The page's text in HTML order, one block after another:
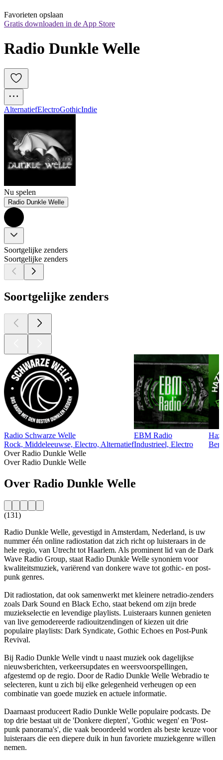
Favorieten opslaan
Gratis downloaden in de App Store
Radio Dunkle Welle
AlternatiefElectroGothicIndie
Nu spelen
Radio Dunkle Welle
Soortgelijke zenders
Soortgelijke zenders
Soortgelijke zenders
Radio Schwarze Welle
Rock, Middeleeuwse, Electro, Alternatief
EBM Radio
Industrieel, Electro
Over Radio Dunkle Welle
Over Radio Dunkle Welle
Over Radio Dunkle Welle
(131)
Radio Dunkle Welle, gevestigd in Amsterdam, Nederland, is uw
nummer één online radiostation dat zich richt op luisteraars in de
hele regio, van Utrecht tot Haarlem. Als prominent lid van de Dark
Wave Radio Group, staat Radio Dunkle Welle synoniem voor
kwaliteitsmuziek, variërend van donkere wave tot gothic- en post-
punk genres.
Dit radiostation, dat ook samenwerkt met kleinere netradio-zenders
zoals Dark Sound en Black Echo, staat bekend om zijn brede
muziekselectie en levendige playlists. Luisteraars kunnen genieten
van live gemodereerde radiouitzendingen of kiezen uit drie
populaire playlists: Dark Syndicate, Gothic Echoes en Post-Punk
Revival.
Bij Radio Dunkle Welle vindt u naast muziek ook dagelijkse
nieuwsberichten, verkeersupdates en weersvoorspellingen,
afgestemd op de regio. Door de Radio Dunkle Welle Webradio te
selecteren, kunt u zich bij elke gelegenheid verheugen op een
combinatie van goede muziek en actuele informatie.
Daarnaast produceert Radio Dunkle Welle populaire podcasts. De
top drie bestaat uit de 'Donkere diepten', 'Gothic wegen' en 'Post-
punk panorama's', die vaak beoordeeld worden als beste keuze voor
luisteraars die een diepere duik in hun favoriete muziekgenre willen
nemen.